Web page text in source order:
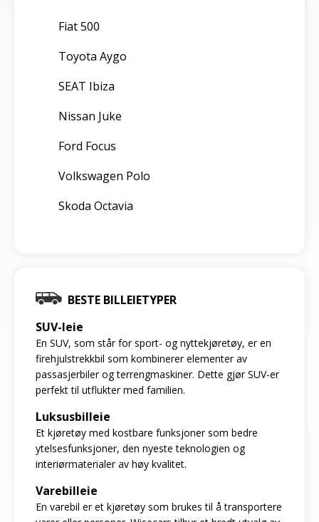
Fiat 500
Toyota Aygo
SEAT Ibiza
Nissan Juke
Ford Focus
Volkswagen Polo
Skoda Octavia
BESTE BILLEIETYPER
SUV-leie
En SUV, som står for sport- og nyttekjøretøy, er en
firehjulstrekkbil som kombinerer elementer av
passasjerbiler og terrengmaskiner. Dette gjør SUV-er
perfekt til utflukter med familien.
Luksusbilleie
Et kjøretøy med kostbare funksjoner som bedre
ytelsesfunksjoner, den nyeste teknologien og
interiørmaterialer av høy kvalitet.
Varebilleie
En varebil er et kjøretøy som brukes til å transportere